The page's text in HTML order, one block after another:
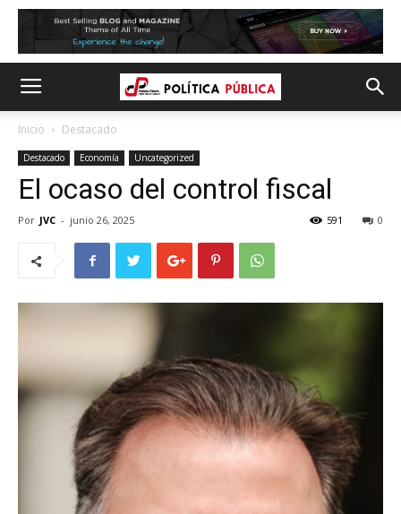
Inicio Destacado
Destacado Economía Uncategorized
El ocaso del control fiscal
Por JVC - junio 26, 2025 0
591